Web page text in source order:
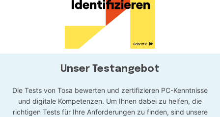
Unser Testangebot
Die Tests von Tosa bewerten und zertifizieren PC-Kenntnisse
und digitale Kompetenzen. Um Ihnen dabei zu helfen, die
richtigen Tests für Ihre Anforderungen zu finden, sind unsere